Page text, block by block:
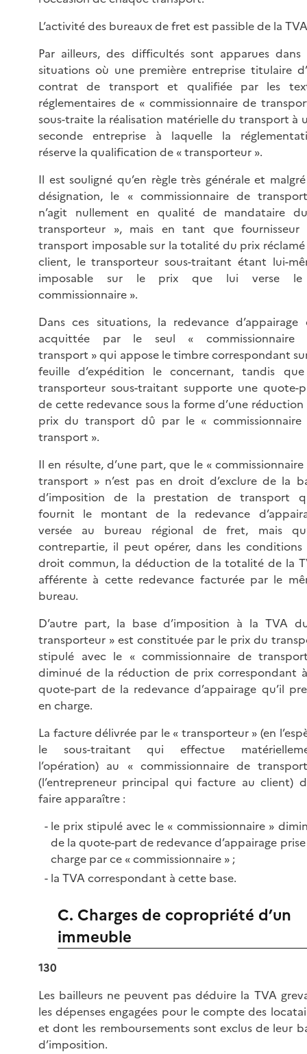
L’activité des bureaux de fret est passible de la
Par ailleurs, des difficultés sont apparues dans
situations où une première entreprise titulaire
contrat de transport et qualifiée par les
réglementaires de « commissionnaire de
sous-traite la réalisation matérielle du transport à
seconde entreprise à laquelle la
réserve la qualification de « transporteur ».
Il est souligné qu’en règle très générale et
désignation, le « commissionnaire de
n’agit nullement en qualité de mandataire
transporteur », mais en tant que fournisseur
transport imposable sur la totalité du prix
client, le transporteur sous-traitant étant lui-
imposable sur le prix que lui verse
commissionnaire ».
Dans ces situations, la redevance d’appairage
acquittée par le seul « commissionnaire
transport » qui appose le timbre correspondant
feuille d’expédition le concernant, tandis
transporteur sous-traitant supporte une quote-
de cette redevance sous la forme d’une
prix du transport dû par le « commissionnaire
transport ».
Il en résulte, d’une part, que le «
transport » n’est pas en droit d’exclure de la
d’imposition de la prestation de transport
fournit le montant de la redevance
versée au bureau régional de fret, mais
contrepartie, il peut opérer, dans les conditions
droit commun, la déduction de la totalité de la
afférente à cette redevance facturée par le
bureau.
D’autre part, la base d’imposition à la TVA
transporteur » est constituée par le prix du
stipulé avec le « commissionnaire de
diminué de la réduction de prix correspondant
quote-part de la redevance d’appairage qu’il
en charge.
La facture délivrée par le « transporteur » (en
le sous-traitant qui effectue
l’opération) au « commissionnaire de
(l’entrepreneur principal qui facture au client)
faire apparaître :
le prix stipulé avec le « commissionnaire »
de la quote-part de redevance d’appairage
charge par ce « commissionnaire » ;
la TVA correspondant à cette base.
C. Charges de copropriété d’un
immeuble
130
Les bailleurs ne peuvent pas déduire la TVA
les dépenses engagées pour le compte des
et dont les remboursements sont exclus de leur
d’imposition.